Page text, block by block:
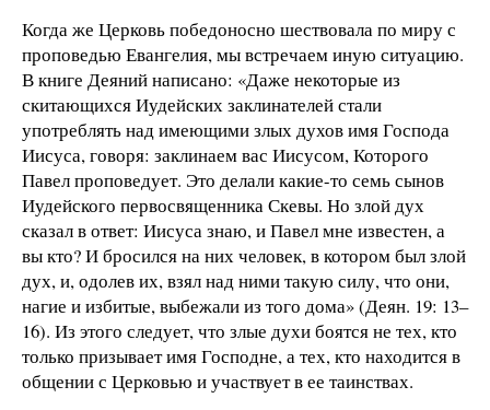
Когда же Церковь победоносно шествовала по миру с
проповедью Евангелия, мы встречаем иную ситуацию.
В книге Деяний написано: «Даже некоторые из
скитающихся Иудейских заклинателей стали
употреблять над имеющими злых духов имя Господа
Иисуса, говоря: заклинаем вас Иисусом, Которого
Павел проповедует. Это делали какие-то семь сынов
Иудейского первосвященника Скевы. Но злой дух
сказал в ответ: Иисуса знаю, и Павел мне известен, а
вы кто? И бросился на них человек, в котором был злой
дух, и, одолев их, взял над ними такую силу, что они,
нагие и избитые, выбежали из того дома» (Деян. 19: 13–
16). Из этого следует, что злые духи боятся не тех, кто
только призывает имя Господне, а тех, кто находится в
общении с Церковью и участвует в ее таинствах.